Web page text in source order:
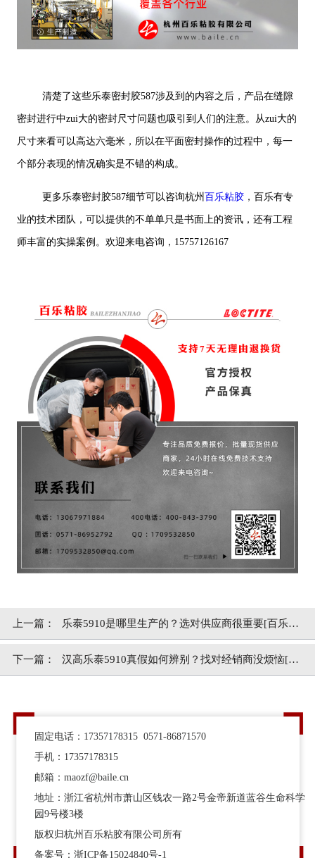
清楚了这些乐泰密封胶587涉及到的内容之后，产品在缝隙
密封进行中zui大的密封尺寸问题也吸引到人们的注意。从zui大的
尺寸来看可以高达六毫米，所以在平面密封操作的过程中，每一
个部分表现的情况确实是不错的构成。
更多乐泰密封胶587细节可以咨询杭州 百乐粘胶，百乐有专
业的技术团队，可以提供的不单单只是书面上的资讯，还有工程
师丰富的实操案例。欢迎来电咨询，15757126167
上一篇： 乐泰5910是哪里生产的？选对供应商很重要[百乐粘
胶]
下一篇： 汉高乐泰5910真假如何辨别？找对经销商没烦恼[百
固定电话：17357178315 0571-86871570
手机：17357178315
邮箱：maozf@baile.cn
地址：浙江省杭州市萧山区钱农一路2号金帝新道蓝谷生命科学
园9号楼3楼
版权归杭州百乐粘胶有限公司所有
备案号：浙ICP备15024840号-1